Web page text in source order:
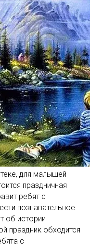
для малышей
праздничная
ребят с
познавательное
об истории
праздник обходится
с